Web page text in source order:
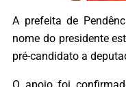
A prefeita de
nome do presidente
pré-candidato a